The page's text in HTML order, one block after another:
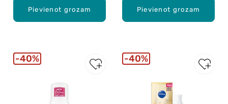
Pievienot grozam Pievienot grozam
40% 40%